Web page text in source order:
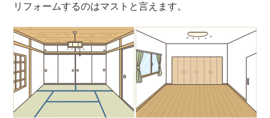
リフォームするのはマストと言えます。